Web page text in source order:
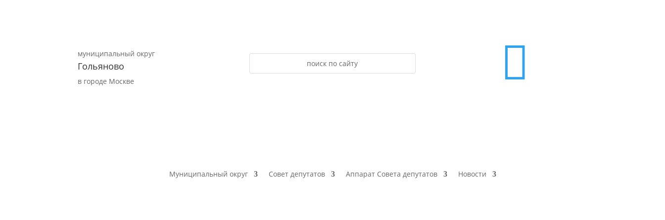
муниципальный округ
Гольяново
в городе Москве 
Муниципальный округ Совет депутатов Аппарат Совета депутатов Новости